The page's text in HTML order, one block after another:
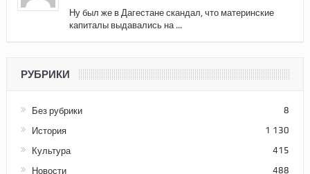
Ну был же в Дагестане скандал, что материнские
капиталы выдавались на ...
РУБРИКИ
Без рубрики 8
История 1 130
Культура 415
Новости 488